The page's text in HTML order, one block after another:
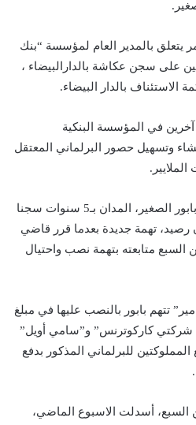
يتعلق بالمدير العام لمؤسسة “بنك
على سجن عكاشة بالدارالبيضاء ،
بالدار البيضاء.
آخرين في المؤسسة البنكية
وتسهيل حصور البرلماني المعتقل
و يواجه برلماني دائرة سطات بابور الصغير، المدان بـ5 سنوات سجنا
رصيد، تهمة جديدة بعدما قرر قاضي
السبع متابعته بتهمة نصب واحتيال
تتهم بابور بالنصب عليها في مبلغ
شركتي كاركوترنس” و”سامي أويل”
للبرلماني المذكور بدفع
السبع، أسدلت الاسبوع الماضي،